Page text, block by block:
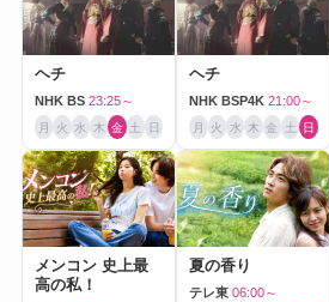
ヘチ
NHK BS 23:25～
月 火 水 木 金 土 日
ヘチ
NHK BSP4K 21:00～
月 火 水 木 金 土 日
メンコン 史上最
高の私！
夏の香り
テレ東 06:00～